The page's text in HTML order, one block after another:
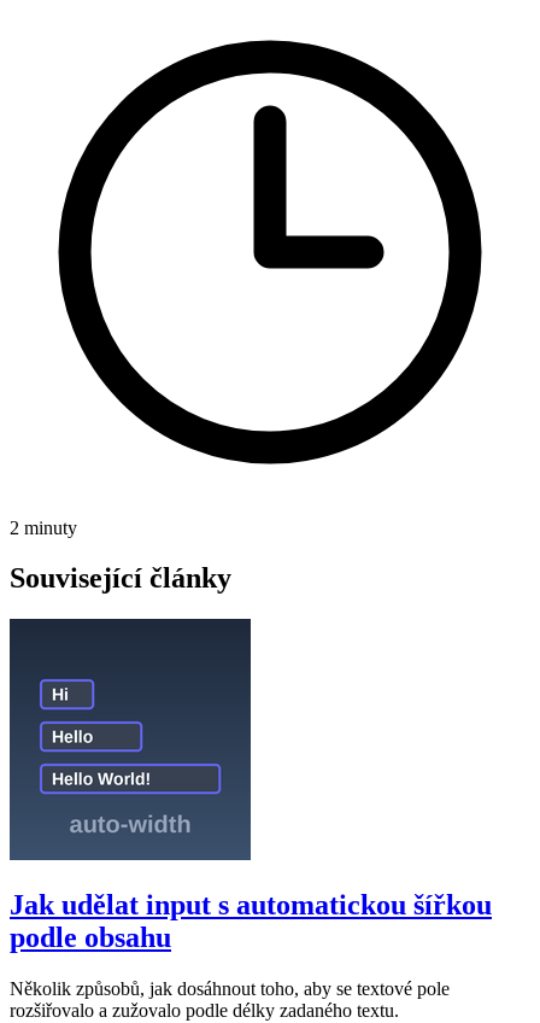
2 minuty
Související články
Jak udělat input s automatickou šířkou
podle obsahu
Několik způsobů, jak dosáhnout toho, aby se textové pole
rozšiřovalo a zužovalo podle délky zadaného textu.